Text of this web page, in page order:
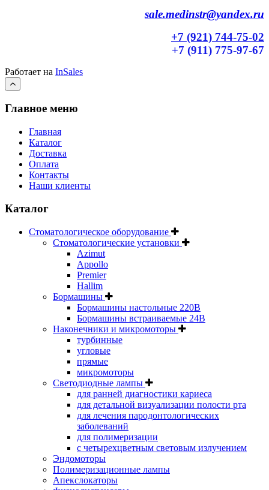
sale.medinstr@yandex.ru
+7 (921) 744-75-02
+7 (911) 775-97-67
Работает на InSales
Главное меню
Главная
Каталог
Доставка
Оплата
Контакты
Наши клиенты
Каталог
Стоматологическое оборудование
Стоматологические установки
Azimut
Appollo
Premier
Hallim
Бормашины
Бормашины настольные 220В
Бормашины встраиваемые 24В
Наконечники и микромоторы
турбинные
угловые
прямые
микромоторы
Светодиодные лампы
для ранней диагностики кариеса
для детальной визуализации полости рта
для лечения пародонтологических
заболеваний
для полимеризации
с четырехцветным световым излучением
Эндомоторы
Полимеризационные лампы
Апекслокаторы